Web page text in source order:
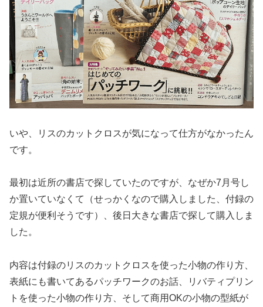
いや、リスのカットクロスが気になって仕方がなかったん
です。
最初は近所の書店で探していたのですが、なぜか7月号し
か置いていなくて（せっかくなので購入しました、付録の
定規が便利そうです）、後日大きな書店で探して購入しま
した。
内容は付録のリスのカットクロスを使った小物の作り方、
表紙にも書いてあるパッチワークのお話、リバティプリン
トを使った小物の作り方、そして商用OKの小物の型紙が